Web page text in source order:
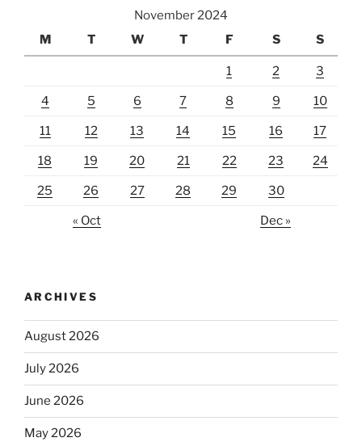
November 2024
M
T W T F S S
1 2 3
4 5 6 7 8 9 10
11 12 13 14 15 16 17
18 19 20 21 22 23 24
25 26 27 28 29 30
« Oct Dec »
ARCHIVES
August 2026
July 2026
June 2026
May 2026